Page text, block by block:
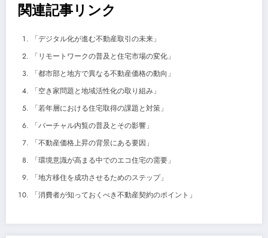
関連記事リンク
「デジタル化が進む不動産取引の未来」
「リモートワークの普及と住宅市場の変化」
「都市部と地方で異なる不動産価格の動向」
「空き家問題と地域活性化の取り組み」
「若年層における住宅取得の課題と対策」
「バーチャル内覧の普及とその影響」
「不動産価格上昇の背景にある要因」
「環境意識が高まる中でのエコ住宅の需要」
「地方移住を成功させるためのステップ」
「消費者が知っておくべき不動産契約のポイント」